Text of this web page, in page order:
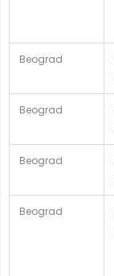
Beograd
Beograd
Beograd
Beograd